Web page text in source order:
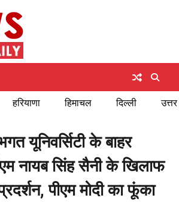
हरियाणा हिमाचल दिल्ली
यूनिवर्सिटी के बाहर
नायब सिंह सैनी के खिलाफ
पीएम मोदी का फूंका